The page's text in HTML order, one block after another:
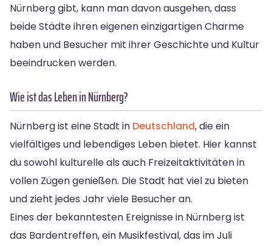
Nürnberg gibt, kann man davon ausgehen, dass
beide Städte ihren eigenen einzigartigen Charme
haben und Besucher mit ihrer Geschichte und Kultur
beeindrucken werden.
Wie ist das Leben in Nürnberg?
Nürnberg ist eine Stadt in Deutschland, die ein
vielfältiges und lebendiges Leben bietet. Hier kannst
du sowohl kulturelle als auch Freizeitaktivitäten in
vollen Zügen genießen. Die Stadt hat viel zu bieten
und zieht jedes Jahr viele Besucher an.
Eines der bekanntesten Ereignisse in Nürnberg ist
das Bardentreffen, ein Musikfestival, das im Juli